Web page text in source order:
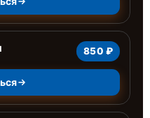
850 ₽